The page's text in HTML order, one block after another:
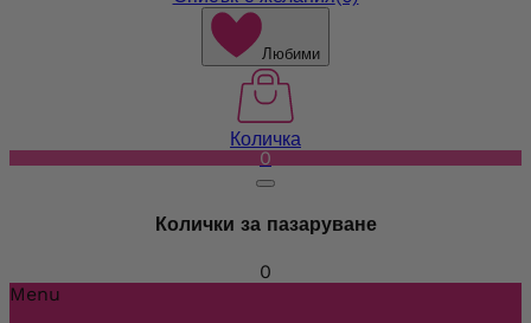
Любими
Количка
0
Колички за пазаруване
0
Menu